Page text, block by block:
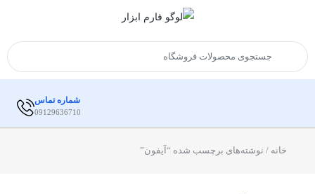
شماره تماس
09129636710
خانه / نوشته‌های برچسب شده “آیفون”